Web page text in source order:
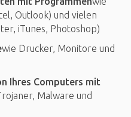
Outlook) und vielen
iTunes, Photoshop)
wie Drucker, Monitore und
Ihres Computers mit
Malware und